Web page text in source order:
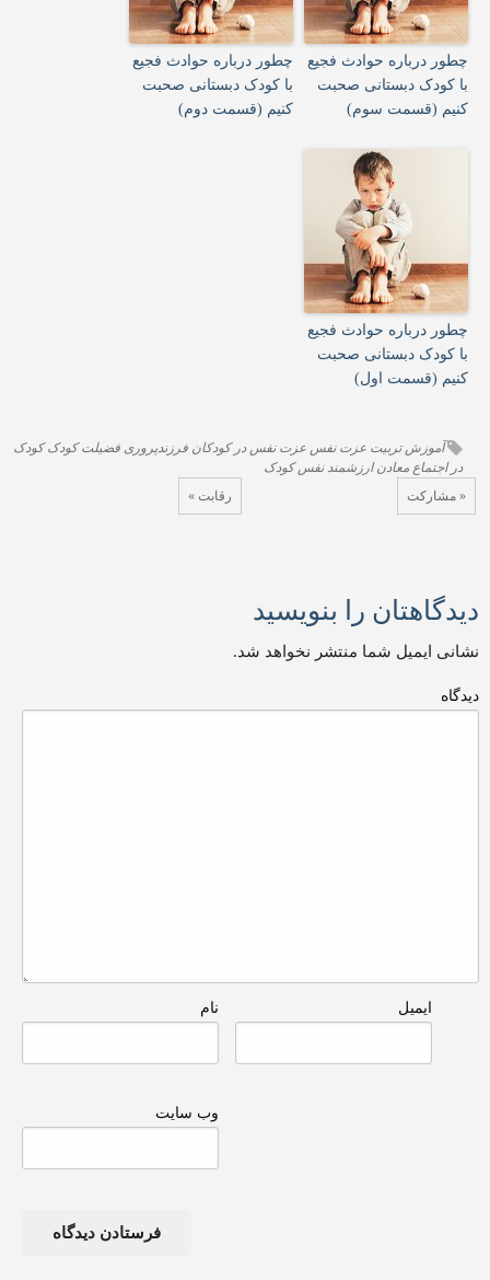
چطور درباره حوادث فجیع
با کودک دبستانی صحبت
کنیم (قسمت سوم)
چطور درباره حوادث فجیع
با کودک دبستانی صحبت
کنیم (قسمت دوم)
چطور درباره حوادث فجیع
با کودک دبستانی صحبت
کنیم (قسمت اول)
آموزش تربیت عزت نفس عزت نفس در کودکان فرزندپروری فضیلت کودک کودک
در اجتماع معادن ارزشمند نفس کودک
« مشارکت
رقابت »
دیدگاهتان را بنویسید
نشانی ایمیل شما منتشر نخواهد شد.
دیدگاه
نام ایمیل
وب‌ سایت